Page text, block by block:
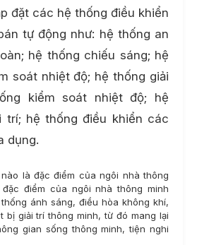
đặt các hệ thống điều khiển
tự động như: hệ thống an
hệ thống chiếu sáng; hệ
soát nhiệt độ; hệ thống giải
kiểm soát nhiệt độ; hệ
trí; hệ thống điều khiển các
dụng.
là đặc điểm của ngôi nhà thông
điểm của ngôi nhà thông minh
ánh sáng, điều hòa không khí,
bị giải trí thông minh, từ đó mang lại
gian sống thông minh, tiện nghi